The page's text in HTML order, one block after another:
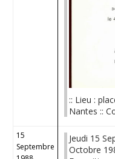
:: Lieu :
Nantes ::
15
Septembre
Jeudi 15
Octobre